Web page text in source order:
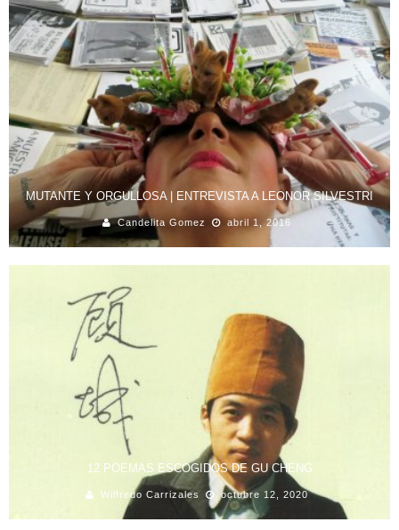
MUTANTE Y ORGULLOSA | ENTREVISTA A LEONOR SILVESTRI
Candelita Gomez abril 1, 2016
12 POEMAS ESCOGIDOS DE GU CHENG
Wilfredo Carrizales octubre 12, 2020